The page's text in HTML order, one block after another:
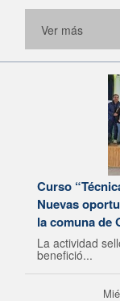
Ver más
Curso
Nuevas
la comuna de
La actividad
benefició...